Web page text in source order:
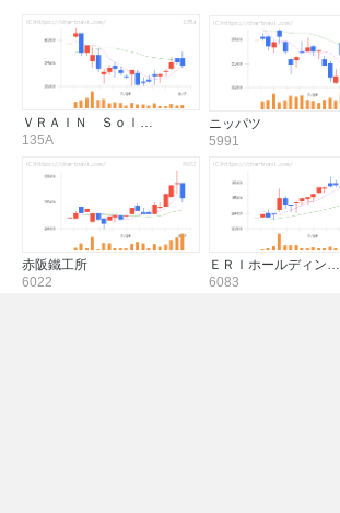
ＶＲＡＩＮ Ｓｏｌ…
135A
ニッパツ
5991
赤阪鐵工所
6022
ＥＲＩホールディン…
6083